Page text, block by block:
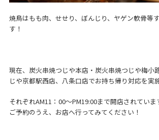
焼鳥はもも肉、せせり、ぼんじり、ヤゲン軟骨等
す！
現在、炭火串焼つじや本店・炭火串焼つじや梅小
じや京都駅西店、八条口店でお持ち帰り対応を実
それぞれAM11：00～PM19:00まで開店されてい
ご予約のうえ、お店へ行ってみてください！